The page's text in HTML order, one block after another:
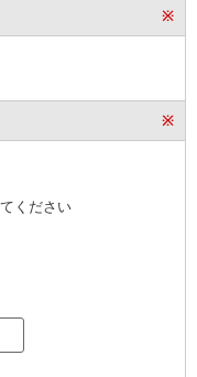
※
※
ください